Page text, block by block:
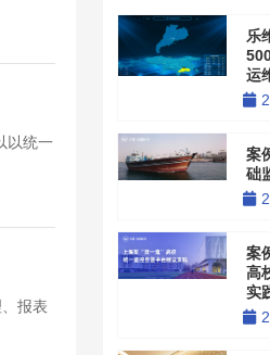
以统一
报表
乐
运
案
础
案
高
实